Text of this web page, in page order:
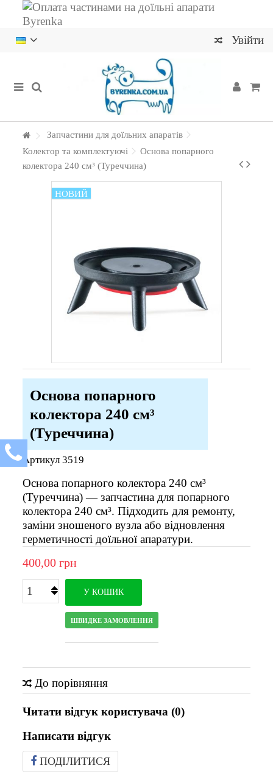
Увійти
Запчастини для доїльних апаратів
Колектор та комплектуючі
Основа попарного
колектора 240 см³ (Туреччина)
НОВИЙ
Основа попарного
колектора 240 см³
(Туреччина)
Артикул 3519
Основа попарного колектора 240 см³
(Туреччина) — запчастина для попарного
колектора 240 см³. Підходить для ремонту,
заміни зношеного вузла або відновлення
герметичності доїльної апаратури.
400,00 грн
У КОШИК
ШВИДКЕ ЗАМОВЛЕННЯ
До порівняння
Читати відгук користувача (0)
Написати відгук
ПОДІЛИТИСЯ